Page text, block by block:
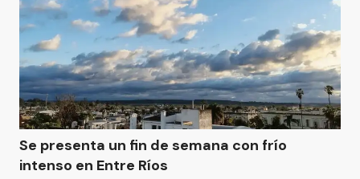
Se presenta un fin de semana con frío
intenso en Entre Ríos